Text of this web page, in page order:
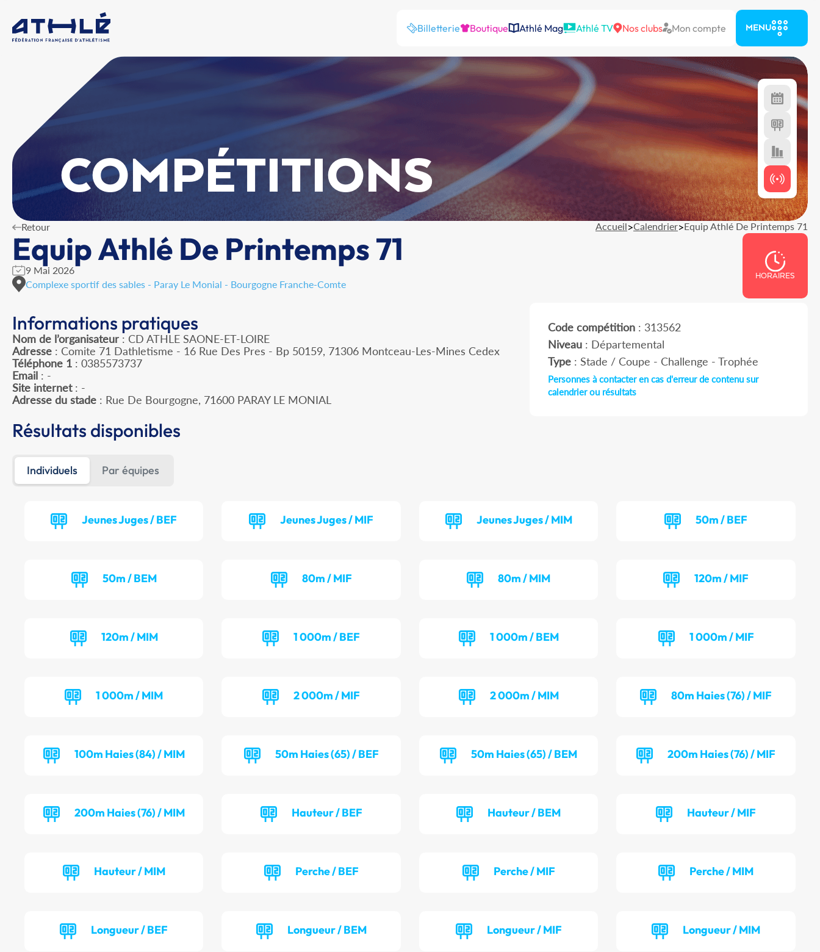
Billetterie Boutique Athlé Mag Athlé TV Nos clubs Mon compte MENU
COMPÉTITIONS
Retour Accueil>Calendrier>Equip Athlé De Printemps 71
Equip Athlé De Printemps 71
9 Mai 2026
Complexe sportif des sables - Paray Le Monial - Bourgogne Franche-Comte
HORAIRES
Informations pratiques
Nom de l’organisateur : CD ATHLE SAONE-ET-LOIRE
Adresse : Comite 71 Dathletisme - 16 Rue Des Pres - Bp 50159, 71306 Montceau-Les-Mines Cedex
Téléphone 1 : 0385573737
Email : -
Site internet: -
Adresse du stade : Rue De Bourgogne, 71600 PARAY LE MONIAL
Code compétition: 313562
Niveau: Départemental
Type: Stade / Coupe - Challenge - Trophée
Personnes à contacter en cas d'erreur de contenu sur
calendrier ou résultats
Résultats disponibles
Individuels Par équipes
Jeunes Juges / BEF Jeunes Juges / MIF Jeunes Juges / MIM 50m / BEF
50m / BEM 80m / MIF 80m / MIM 120m / MIF
120m / MIM 1 000m / BEF 1 000m / BEM 1 000m / MIF
1 000m / MIM 2 000m / MIF 2 000m / MIM 80m Haies (76) / MIF
100m Haies (84) / MIM 50m Haies (65) / BEF 50m Haies (65) / BEM 200m Haies (76) / MIF
200m Haies (76) / MIM Hauteur / BEF Hauteur / BEM Hauteur / MIF
Hauteur / MIM Perche / BEF Perche / MIF Perche / MIM
Longueur / BEF Longueur / BEM Longueur / MIF Longueur / MIM